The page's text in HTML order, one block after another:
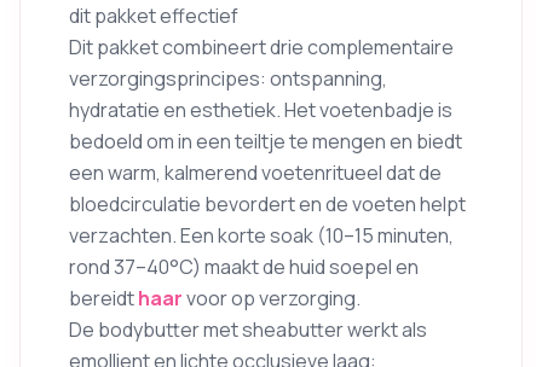
dit pakket effectief
Dit pakket combineert drie complementaire
verzorgingsprincipes: ontspanning,
hydratatie en esthetiek. Het voetenbadje is
bedoeld om in een teiltje te mengen en biedt
een warm, kalmerend voetenritueel dat de
bloedcirculatie bevordert en de voeten helpt
verzachten. Een korte soak (10–15 minuten,
rond 37–40°C) maakt de huid soepel en
bereidthaarvoor op verzorging.
De bodybutter met sheabutter werkt als
emollient en lichte occlusieve laag: